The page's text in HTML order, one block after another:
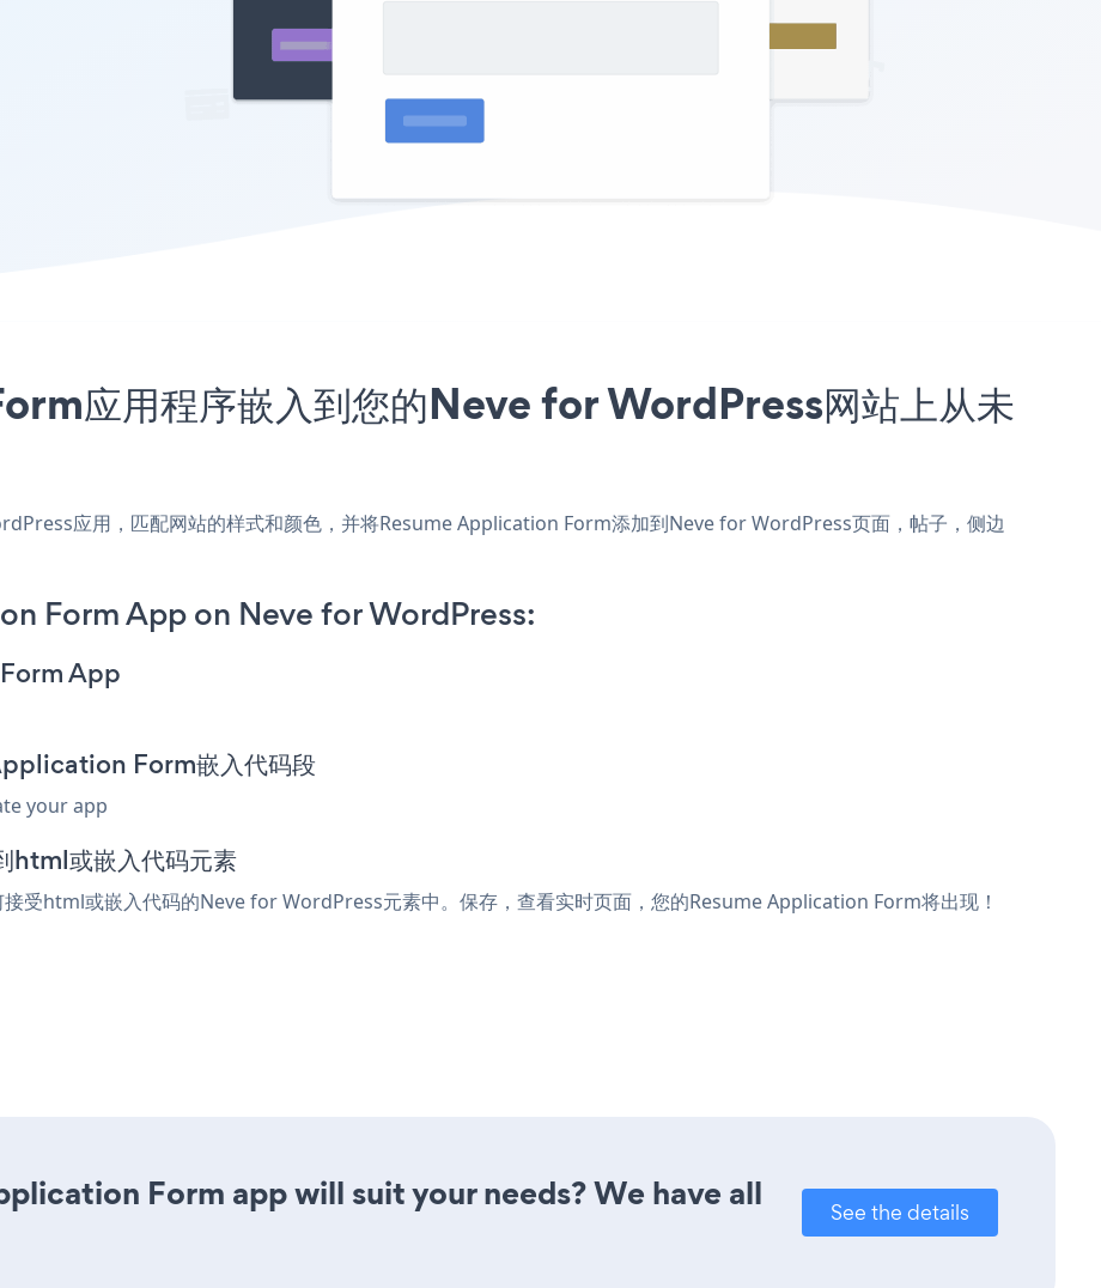
应用程序嵌入到您的Neve for WordPress网站上从未
应用，匹配网站的样式和颜色，并将Resume Application Form添加到Neve for WordPress页面，帖子，侧边
Form App on Neve for WordPress:
App
Form嵌入代码段
your app
或嵌入代码元素
受html或嵌入代码的Neve for WordPress元素中。保存，查看实时页面，您的Resume Application Form将出现！
Form app will suit your needs? We have all
See the details